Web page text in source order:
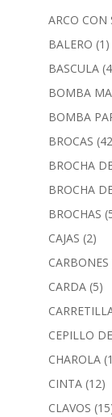
ARCO CON
BALERO (1)
BASCULA
BOMBA
BOMBA
BROCAS
BROCHA
BROCHA
BROCHAS
CAJAS (2)
CARBONES
CARDA (5)
CEPILLO
CHAROLA
CINTA (12)
CLAVOS